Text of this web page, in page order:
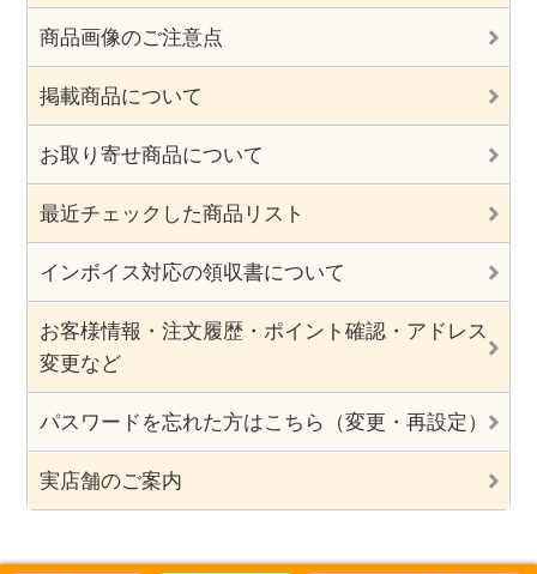
商品画像のご注意点
掲載商品について
お取り寄せ商品について
最近チェックした商品リスト
インボイス対応の領収書について
お客様情報・注文履歴・ポイント確認・アドレス
変更など
パスワードを忘れた方はこちら（変更・再設定）
実店舗のご案内